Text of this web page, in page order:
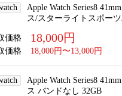
Apple Watch Series8
ス/スターライトスポー
価格 18,000円
価格 18,000円〜13,000円
Apple Watch Series8
ス バンドなし 32GB